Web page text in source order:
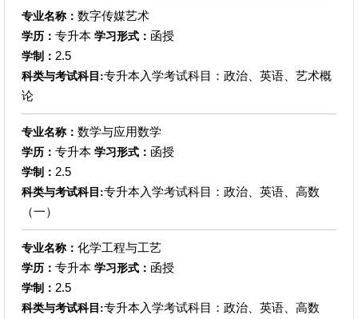
专业名称： 数字传媒艺术
学历： 专升本 学习形式： 函授
学制： 2.5
科类与考试科目:专升本入学考试科目：政治、英语、艺术概
论
专业名称： 数学与应用数学
学历： 专升本 学习形式： 函授
学制： 2.5
科类与考试科目:专升本入学考试科目：政治、英语、高数
（一）
专业名称： 化学工程与工艺
学历： 专升本 学习形式： 函授
学制： 2.5
科类与考试科目:专升本入学考试科目：政治、英语、高数